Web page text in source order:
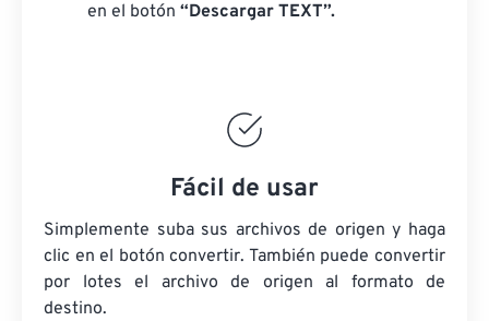
en el botón “Descargar TEXT”.
Fácil de usar
Simplemente suba sus archivos de origen y haga
clic en el botón convertir. También puede convertir
por lotes el archivo de origen al formato de
destino.